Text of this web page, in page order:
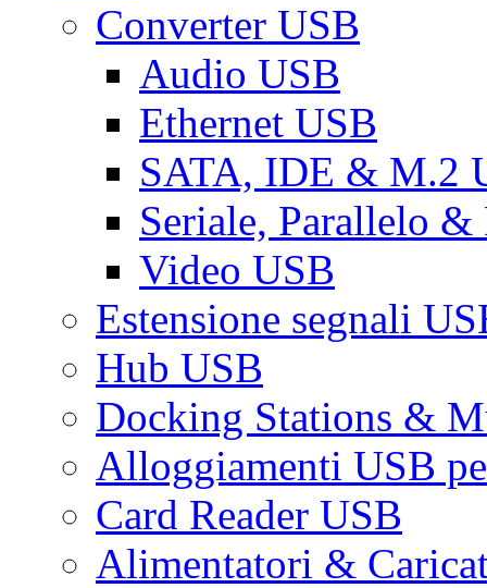
Converter USB
Audio USB
Ethernet USB
SATA, IDE & M.2
Seriale, Parallelo &
Video USB
Estensione segnali
Hub USB
Docking Stations &
Alloggiamenti USB
Card Reader USB
Alimentatori &